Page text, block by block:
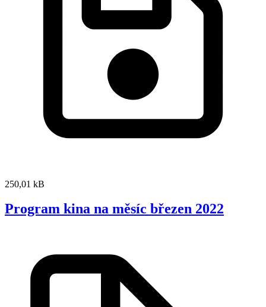
250,01 kB
Program kina na měsíc březen 2022